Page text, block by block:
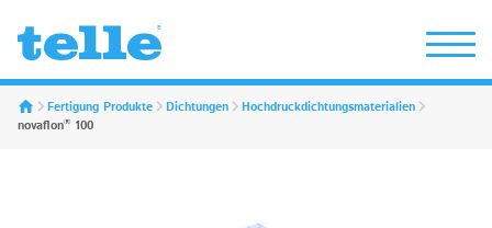
Erwin Telle GmbH
Fertigung Produkte Dichtungen
Hochdruckdichtungsmaterialien
novaflon® 100